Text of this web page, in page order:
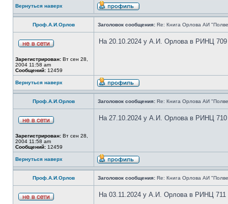
Вернуться наверх
Проф.А.И.Орлов Заголовок сообщения: Re: Книга Орлова АИ
Зарегистрирован: Вт сен 28,
2004 11:58 am
Сообщений: 12459
На 20.10.2024 у А.И. Орлова в РИНЦ 709
Вернуться наверх
Проф.А.И.Орлов Заголовок сообщения: Re: Книга Орлова АИ
Зарегистрирован: Вт сен 28,
2004 11:58 am
Сообщений: 12459
На 27.10.2024 у А.И. Орлова в РИНЦ 710
Вернуться наверх
Проф.А.И.Орлов Заголовок сообщения: Re: Книга Орлова АИ
На 03.11.2024 у А.И. Орлова в РИНЦ 711